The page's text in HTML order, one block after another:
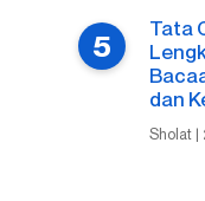
Tata
dan
Sholat |